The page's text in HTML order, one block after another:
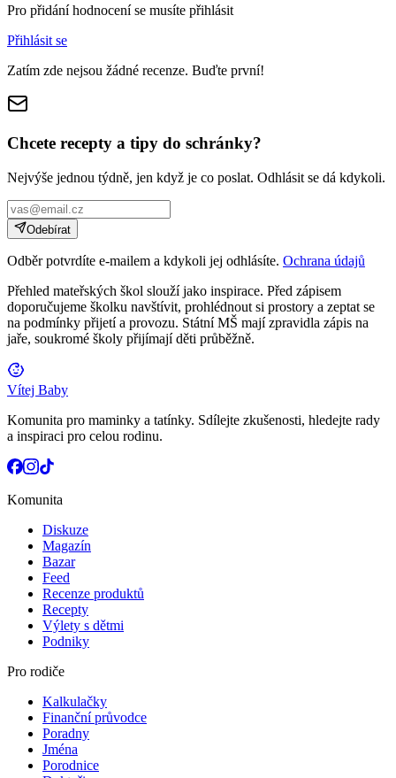
Pro přidání hodnocení se musíte přihlásit
Přihlásit se
Zatím zde nejsou žádné recenze. Buďte první!
Chcete recepty a tipy do schránky?
Nejvýše jednou týdně, jen když je co poslat. Odhlásit se dá kdykoli.
Odebírat
Odběr potvrdíte e-mailem a kdykoli jej odhlásíte. Ochrana údajů
Přehled mateřských škol slouží jako inspirace. Před zápisem
doporučujeme školku navštívit, prohlédnout si prostory a zeptat se
na podmínky přijetí a provozu. Státní MŠ mají zpravidla zápis na
jaře, soukromé školy přijímají děti průběžně.
Vítej Baby
Komunita pro maminky a tatínky. Sdílejte zkušenosti, hledejte rady
a inspiraci pro celou rodinu.
Komunita
Diskuze
Magazín
Bazar
Feed
Recenze produktů
Recepty
Výlety s dětmi
Podniky
Pro rodiče
Kalkulačky
Finanční průvodce
Poradny
Jména
Porodnice